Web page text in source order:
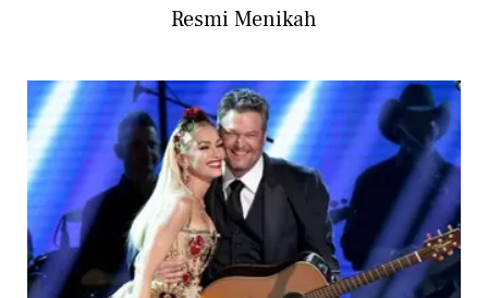
Resmi Menikah